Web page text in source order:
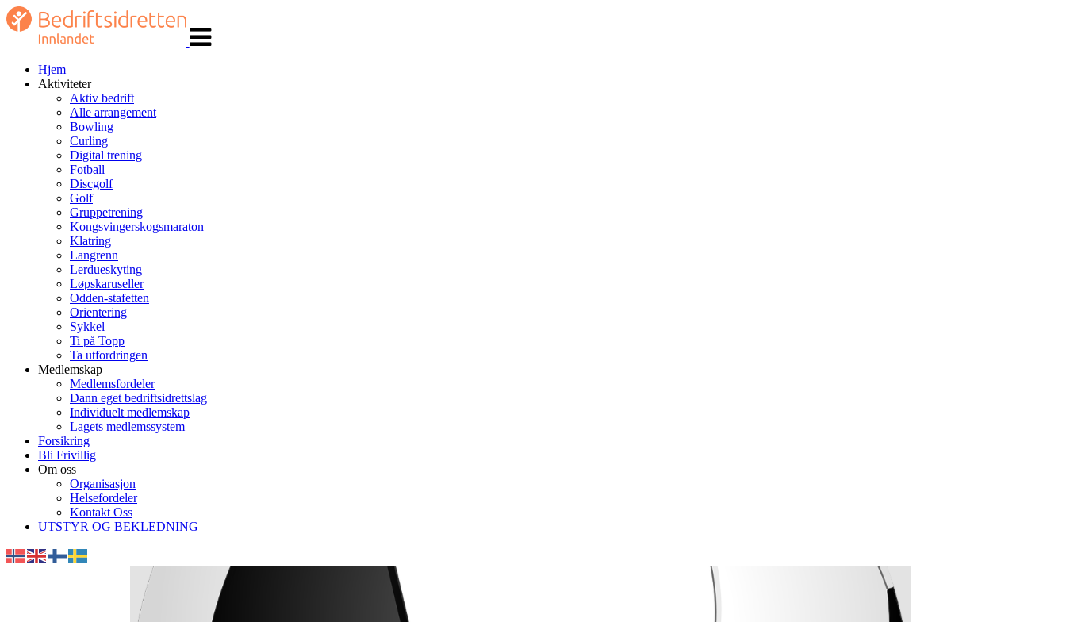
navigasjon
Hjem
Aktiviteter
Aktiv bedrift
Alle arrangement
Bowling
Curling
Digital trening
Fotball
Discgolf
Golf
Gruppetrening
Kongsvingerskogsmaraton
Klatring
Langrenn
Lerdueskyting
Løpskaruseller
Odden-stafetten
Orientering
Sykkel
Ti på Topp
Ta utfordringen
Medlemskap
Medlemsfordeler
Dann eget bedriftsidrettslag
Individuelt medlemskap
Lagets medlemssystem
Forsikring
Bli Frivillig
Om oss
Organisasjon
Helsefordeler
Kontakt Oss
UTSTYR OG BEKLEDNING